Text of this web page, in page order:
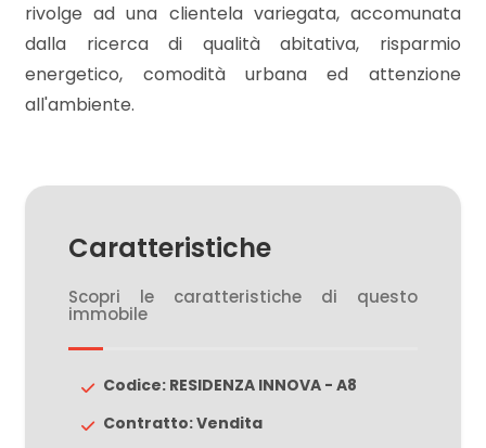
rivolge ad una clientela variegata, accomunata
dalla ricerca di qualità abitativa, risparmio
energetico, comodità urbana ed attenzione
all'ambiente.
Caratteristiche
Scopri le caratteristiche di questo
immobile
Codice: RESIDENZA INNOVA - A8
Contratto: Vendita
3
4
Camere
minime
Qualsiasi